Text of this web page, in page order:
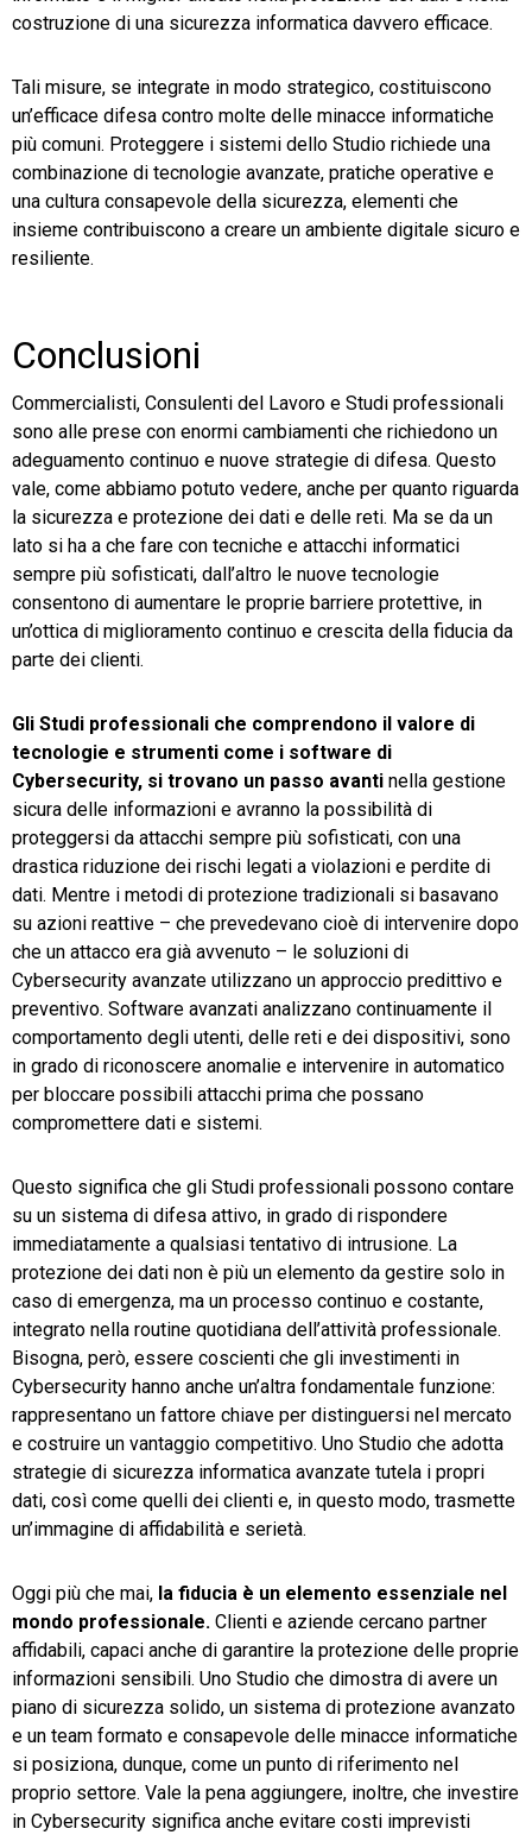
costruzione di una sicurezza informatica davvero efficace.
Tali misure, se integrate in modo strategico, costituiscono
un’efficace difesa contro molte delle minacce informatiche
più comuni. Proteggere i sistemi dello Studio richiede una
combinazione di tecnologie avanzate, pratiche operative e
una cultura consapevole della sicurezza, elementi che
insieme contribuiscono a creare un ambiente digitale sicuro e
resiliente.
Conclusioni
Commercialisti, Consulenti del Lavoro e Studi professionali
sono alle prese con enormi cambiamenti che richiedono un
adeguamento continuo e nuove strategie di difesa. Questo
vale, come abbiamo potuto vedere, anche per quanto riguarda
la sicurezza e protezione dei dati e delle reti. Ma se da un
lato si ha a che fare con tecniche e attacchi informatici
sempre più sofisticati, dall’altro le nuove tecnologie
consentono di aumentare le proprie barriere protettive, in
un’ottica di miglioramento continuo e crescita della fiducia da
parte dei clienti.
Gli Studi professionali che comprendono il valore di
tecnologie e strumenti come i software di
Cybersecurity, si trovano un passo avanti nella gestione
sicura delle informazioni e avranno la possibilità di
proteggersi da attacchi sempre più sofisticati, con una
drastica riduzione dei rischi legati a violazioni e perdite di
dati. Mentre i metodi di protezione tradizionali si basavano
su azioni reattive – che prevedevano cioè di intervenire dopo
che un attacco era già avvenuto – le soluzioni di
Cybersecurity avanzate utilizzano un approccio predittivo e
preventivo. Software avanzati analizzano continuamente il
comportamento degli utenti, delle reti e dei dispositivi, sono
in grado di riconoscere anomalie e intervenire in automatico
per bloccare possibili attacchi prima che possano
compromettere dati e sistemi.
Questo significa che gli Studi professionali possono contare
su un sistema di difesa attivo, in grado di rispondere
immediatamente a qualsiasi tentativo di intrusione. La
protezione dei dati non è più un elemento da gestire solo in
caso di emergenza, ma un processo continuo e costante,
integrato nella routine quotidiana dell’attività professionale.
Bisogna, però, essere coscienti che gli investimenti in
Cybersecurity hanno anche un’altra fondamentale funzione:
rappresentano un fattore chiave per distinguersi nel mercato
e costruire un vantaggio competitivo. Uno Studio che adotta
strategie di sicurezza informatica avanzate tutela i propri
dati, così come quelli dei clienti e, in questo modo, trasmette
un’immagine di affidabilità e serietà.
Oggi più che mai, la fiducia è un elemento essenziale nel
mondo professionale. Clienti e aziende cercano partner
affidabili, capaci anche di garantire la protezione delle proprie
informazioni sensibili. Uno Studio che dimostra di avere un
piano di sicurezza solido, un sistema di protezione avanzato
e un team formato e consapevole delle minacce informatiche
si posiziona, dunque, come un punto di riferimento nel
proprio settore. Vale la pena aggiungere, inoltre, che investire
in Cybersecurity significa anche evitare costi imprevisti